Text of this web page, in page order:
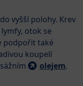
vyšší polohy. Krev
otok se
podpořit také
koupelí
olejem.